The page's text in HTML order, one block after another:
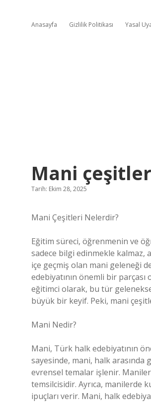
Anasayfa Gizlilik Politikası Yasal
Mani
Tarih: Ekim 28, 2025
Mani Çeşitleri Nelerdir?
Eğitim süreci, öğrenmenin ve
sadece bilgi edinmekle kalmaz,
içe geçmiş olan mani geleneği
edebiyatının önemli bir
eğitimci olarak, bu tür
büyük bir keyif. Peki, mani
Mani Nedir?
Mani, Türk halk edebiyatının
sayesinde, mani, halk
evrensel temalar işlenir.
temsilcisidir. Ayrıca, manilerde
ipuçları verir. Mani, halk